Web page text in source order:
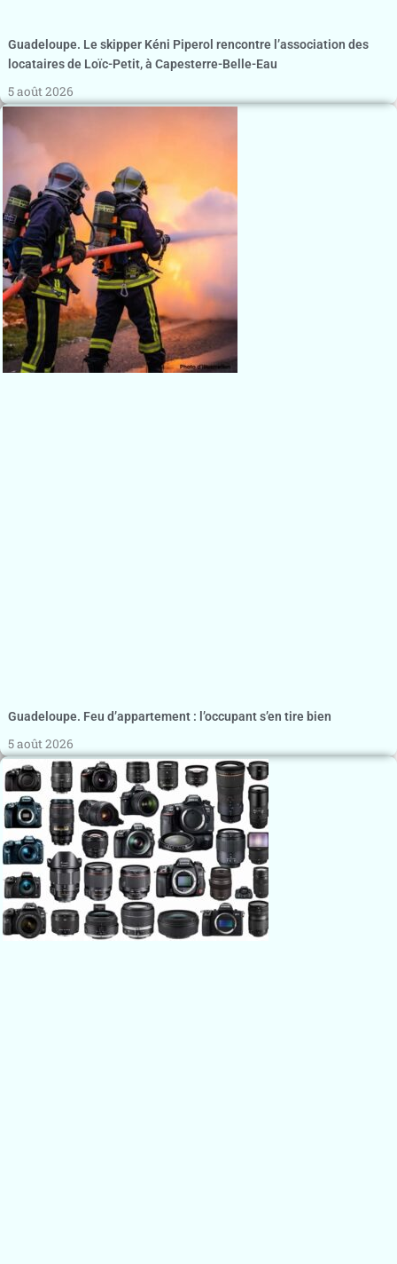
Guadeloupe. Le skipper Kéni Piperol rencontre l’association des
locataires de Loïc-Petit, à Capesterre-Belle-Eau
5 août 2026
Guadeloupe. Feu d’appartement : l’occupant s’en tire bien
5 août 2026